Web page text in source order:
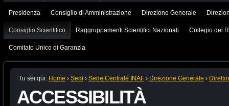
Presidenza Consiglio di Amministrazione Direzione Generale
Consiglio Scientifico Raggruppamenti Scientifici Nazionali Collegio dei
Comitato Unico di Garanzia
Tu sei qui: Home › Sedi › Sede Centrale INAF › Direzione Generale ›
ACCESSIBILITÀ